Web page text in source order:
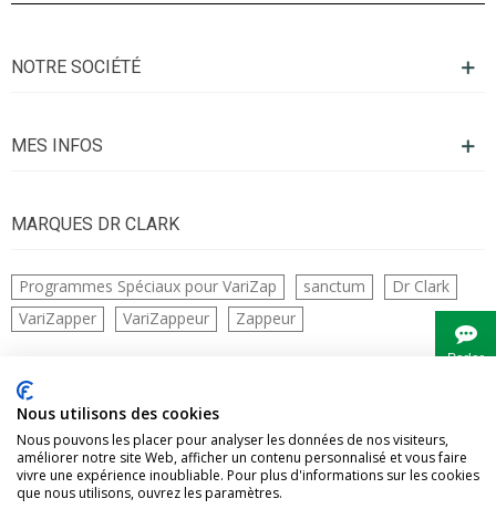
NOTRE SOCIÉTÉ
MES INFOS
MARQUES DR CLARK
Programmes Spéciaux pour VariZap sanctum
Dr Clark
VariZapper
VariZappeur Zappeur
CONTACTS
Parler
Nous utilisons des cookies
Nous pouvons les placer pour analyser les données de nos visiteurs,
améliorer notre site Web, afficher un contenu personnalisé et vous faire
vivre une expérience inoubliable. Pour plus d'informations sur les cookies
que nous utilisons, ouvrez les paramètres.